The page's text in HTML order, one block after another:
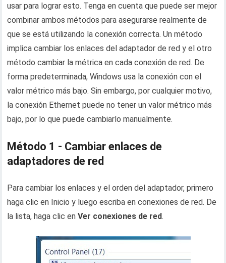
usar para lograr esto. Tenga en cuenta que puede ser mejor
combinar ambos métodos para asegurarse realmente de
que se está utilizando la conexión correcta. Un método
implica cambiar los enlaces del adaptador de red y el otro
método cambiar la métrica en cada conexión de red. De
forma predeterminada, Windows usa la conexión con el
valor métrico más bajo. Sin embargo, por cualquier motivo,
la conexión Ethernet puede no tener un valor métrico más
bajo, por lo que puede cambiarlo manualmente.
Método 1 - Cambiar enlaces de
adaptadores de red
Para cambiar los enlaces y el orden del adaptador, primero
haga clic en Inicio y luego escriba en conexiones de red. De
la lista, haga clic enVer conexiones de red.